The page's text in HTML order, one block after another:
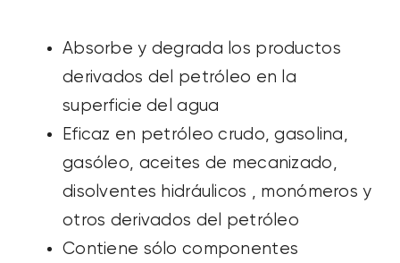
Absorbe y degrada los productos
derivados del petróleo en la
superficie del agua
Eficaz en petróleo crudo, gasolina,
gasóleo, aceites de mecanizado,
disolventes hidráulicos
, monómeros y
otros derivados del petróleo
Contiene sólo componentes